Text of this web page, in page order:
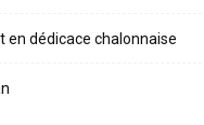
en dédicace chalonnaise